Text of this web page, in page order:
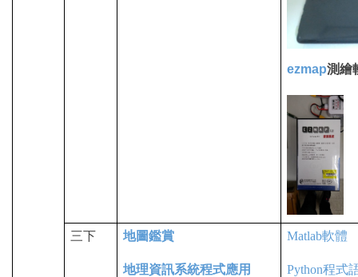
ezmap測繪
三下 地圖鑑賞
地理資訊系統程式應用
Matlab軟體
Python程式